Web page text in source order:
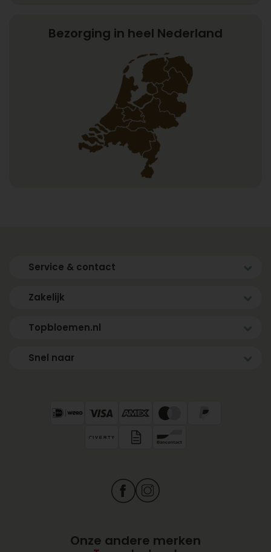
Bezorging in heel Nederland
Service & contact
Zakelijk
Topbloemen.nl
Snel naar
Onze andere merken